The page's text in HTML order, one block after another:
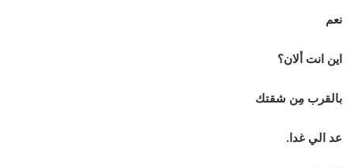
نعم
اين انت ألان؟
بالقرب مِن شقتك
عد الي غدا.